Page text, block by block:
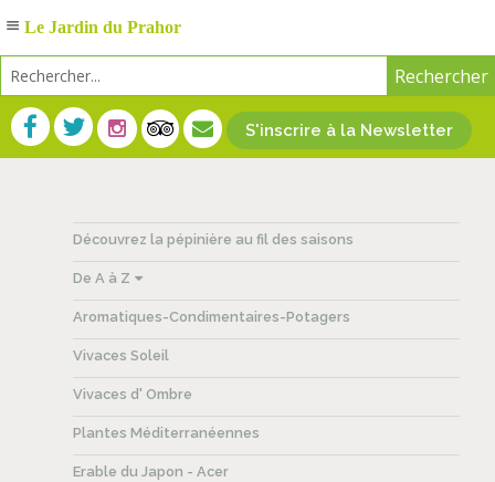
S'inscrire à la Newsletter
Découvrez la pépinière au fil des saisons
De A à Z
Aromatiques-Condimentaires-Potagers
Vivaces Soleil
Vivaces d' Ombre
Plantes Méditerranéennes
Erable du Japon - Acer
Le Jardin du Prahor